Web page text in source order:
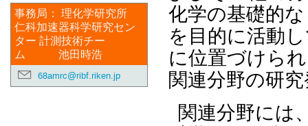
事務局： 理化学研究所
仁科加速器科学研究セン
ター 計測技術チー
ム 池田時浩
68amrc@ribf.riken.jp
化学の基礎的
を目的に活動
に位置づけら
関連分野の研
関連分野には